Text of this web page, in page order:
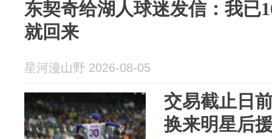
东契奇给湖人球迷发信：我已
就回来
星河漫山野 2026-08-05
交易截止日
换来明星后